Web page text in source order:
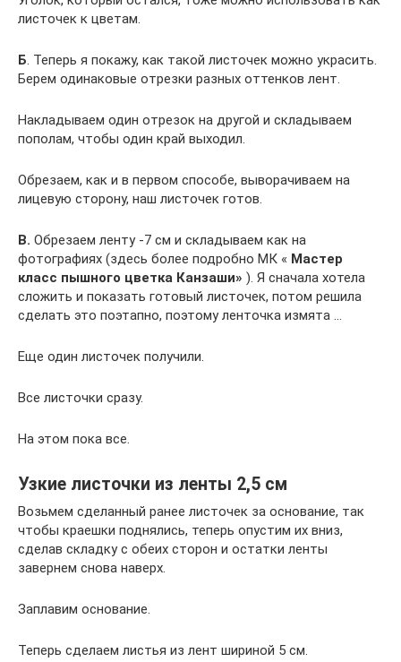
листочек к цветам.
Б . Теперь я покажу, как такой листочек можно украсить.
Берем одинаковые отрезки разных оттенков лент.
Накладываем один отрезок на другой и складываем
пополам, чтобы один край выходил.
Обрезаем, как и в первом способе, выворачиваем на
лицевую сторону, наш листочек готов.
В. Обрезаем ленту -7 см и складываем как на
фотографиях (здесь более подробно МК « Мастер
класс пышного цветка Канзаши» ). Я сначала хотела
сложить и показать готовый листочек, потом решила
сделать это поэтапно, поэтому ленточка измята …
Еще один листочек получили.
Все листочки сразу.
На этом пока все.
Узкие листочки из ленты 2,5 см
Возьмем сделанный ранее листочек за основание, так
чтобы краешки поднялись, теперь опустим их вниз,
сделав складку с обеих сторон и остатки ленты
завернем снова наверх.
Заплавим основание.
Теперь сделаем листья из лент шириной 5 см.